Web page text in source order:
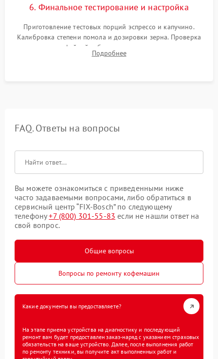
6. Финальное тестирование и настройка
Приготовление тестовых порций эспрессо и капучино.
Калибровка степени помола и дозировки зерна. Проверка
плотности кофейной таблетки, температуры напитка и
качества молочной пены. Контроль отсутствия посторонних
Подробнее
FAQ. Ответы на вопросы
Вы можете ознакомиться с приведенными ниже
часто задаваемыми вопросами, либо обратиться в
сервисный центр “FIX-Bosch” по следующему
телефону+7 (800) 301-55-83 если не нашли ответ на
свой вопрос.
Общие вопросы
Вопросы по ремонту кофемашин
Какие документы вы предоставляете?
На этапе приема устройства на диагностику и последующий
ремонт вам будет предоставлен заказ-наряд с указанием страховых
обязательств на ваше устройство. Далее, после выполнения работ
по ремонту техники, вы получите акт выполненных работ и